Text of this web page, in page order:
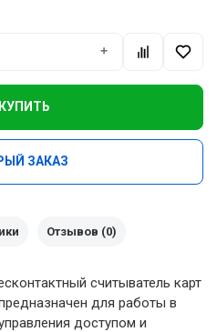
+
КУПИТЬ
ЗАКАЗ
Отзывов (0)
считыватель карт
для работы в
доступом и